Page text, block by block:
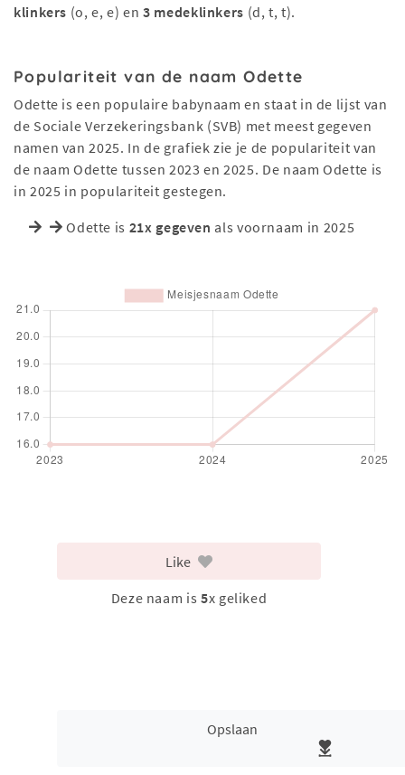
klinkers (o, e, e) en3 medeklinkers (d, t, t).
Populariteit van de naam Odette
Odette is een populaire babynaam en staat in de lijst van
de Sociale Verzekeringsbank (SVB) met meest gegeven
namen van 2025. In de grafiek zie je de populariteit van
de naam Odette tussen 2023 en 2025. De naam Odette is
in 2025 in populariteit gestegen.
Odette is 21x gegeven als voornaam in 2025
Like
Deze naam is 5x geliked
Opslaan